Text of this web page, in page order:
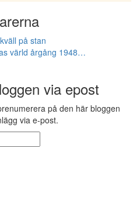
på stan
värld årgång 1948…
via epost
på den här bloggen
via e-post.